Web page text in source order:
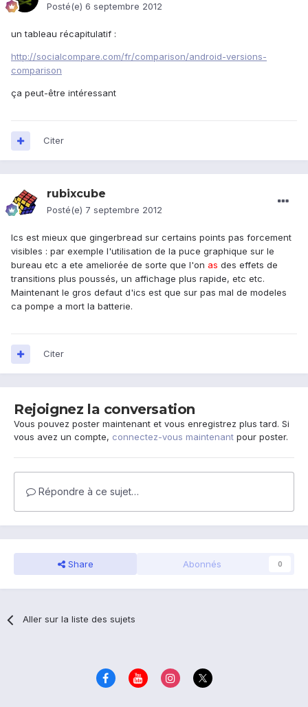
Posté(e) 6 septembre 2012
un tableau récapitulatif :
http://socialcompare.com/fr/comparison/android-versions-
comparison
ça peut-être intéressant
Citer
rubixcube
Posté(e) 7 septembre 2012
Ics est mieux que gingerbread sur certains points pas forcement
visibles : par exemple l'utilisation de la puce graphique sur le
bureau etc a ete ameliorée de sorte que l'on as des effets de
transitions plus poussés, un affichage plus rapide, etc etc.
Maintenant le gros defaut d'ics est que sur pas mal de modeles
ca pompe a mort la batterie.
Citer
Rejoignez la conversation
Vous pouvez poster maintenant et vous enregistrez plus tard. Si
vous avez un compte, connectez-vous maintenant pour poster.
Répondre à ce sujet…
Share Abonnés 0
Aller sur la liste des sujets